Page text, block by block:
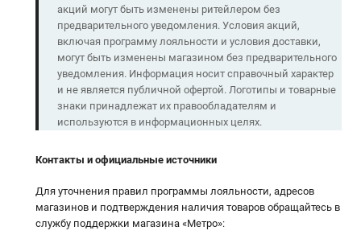
акций могут быть изменены ритейлером без
предварительного уведомления. Условия акций,
включая программу лояльности и условия доставки,
могут быть изменены магазином без предварительного
уведомления. Информация носит справочный характер
и не является публичной офертой. Логотипы и товарные
знаки принадлежат их правообладателям и
используются в информационных целях.
Контакты и официальные источники
Для уточнения правил программы лояльности, адресов
магазинов и подтверждения наличия товаров обращайтесь в
службу поддержки магазина «Метро»: